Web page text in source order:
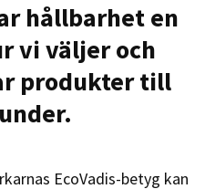
hållbarhet en
vi väljer och
produkter till
EcoVadis-betyg kan